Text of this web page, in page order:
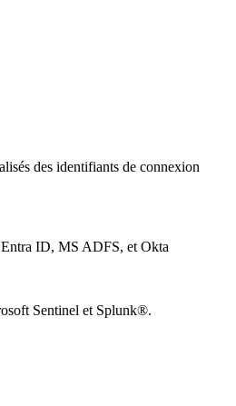
des identifiants de connexion
ID, MS ADFS, et Okta
Sentinel et Splunk®.